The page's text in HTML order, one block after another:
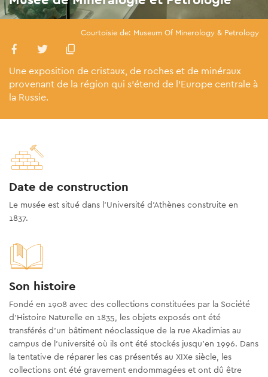
Courtoisie de: Museum Of Minerology & Petrology
Une exposition de cristaux, de roches et de minéraux
provenant de la région qui s’étend de l’Europe centrale à
la Russie.
Date de construction
Le musée est situé dans l’Université d’Athènes construite en
1837.
Son histoire
Fondé en 1908 avec des collections constituées par la Société
d’Histoire Naturelle en 1835, les objets exposés ont été
transférés d'un bâtiment néoclassique de la rue Akadimias au
campus de l'université où ils ont été stockés jusqu'en 1996. Dans
la tentative de réparer les cas présentés au XIXe siècle, les
collections ont été gravement endommagées et ont dû être